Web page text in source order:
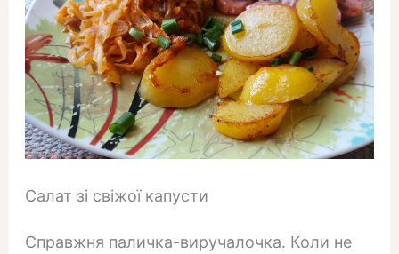
Салат зі свіжої капусти
Справжня паличка-виручалочка. Коли не